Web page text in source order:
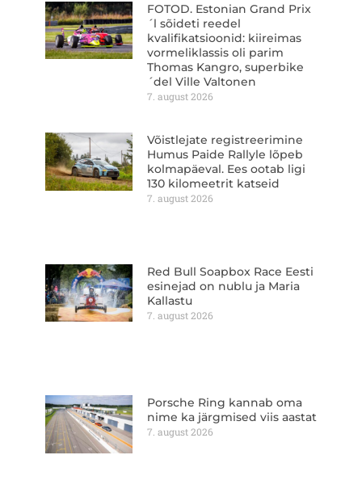
FOTOD. Estonian Grand Prix
´l sõideti reedel
kvalifikatsioonid: kiireimas
vormeliklassis oli parim
Thomas Kangro, superbike
´del Ville Valtonen
7. august 2026
Võistlejate registreerimine
Humus Paide Rallyle lõpeb
kolmapäeval. Ees ootab ligi
130 kilomeetrit katseid
7. august 2026
Red Bull Soapbox Race Eesti
esinejad on nublu ja Maria
Kallastu
7. august 2026
Porsche Ring kannab oma
nime ka järgmised viis aastat
7. august 2026